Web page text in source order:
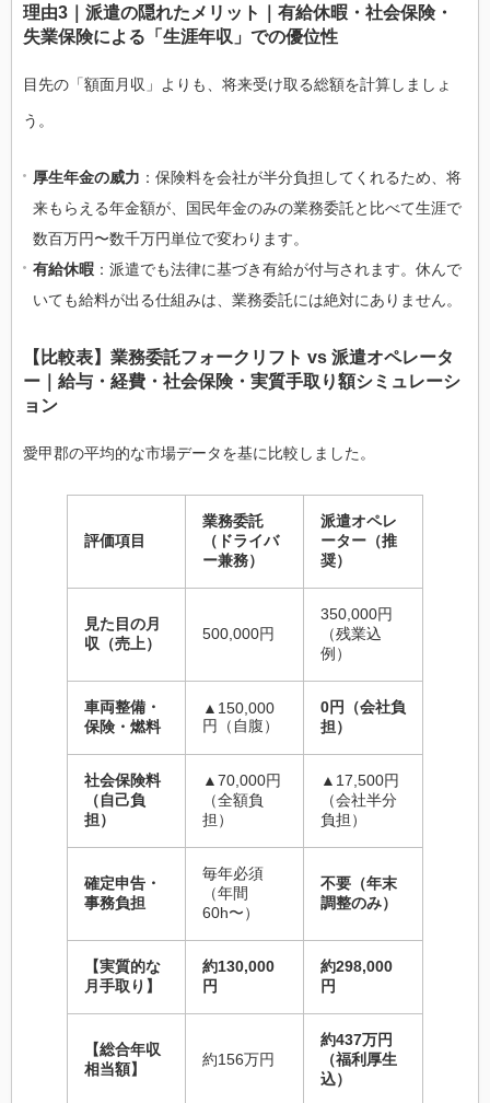
理由3｜派遣の隠れたメリット｜有給休暇・社会保険・
失業保険による「生涯年収」での優位性
目先の「額面月収」よりも、将来受け取る総額を計算しましょ
う。
厚生年金の威力 ：保険料を会社が半分負担してくれるため、将
来もらえる年金額が、国民年金のみの業務委託と比べて生涯で
数百万円〜数千万円単位で変わります。
有給休暇 ：派遣でも法律に基づき有給が付与されます。休んで
いても給料が出る仕組みは、業務委託には絶対にありません。
【比較表】業務委託フォークリフト vs 派遣オペレータ
ー｜給与・経費・社会保険・実質手取り額シミュレーシ
ョン
愛甲郡の平均的な市場データを基に比較しました。
評価項目
業務委託
（ドライバ
ー兼務）
派遣オペレ
ーター（推
奨）
見た目の月
収（売上）
500,000円
350,000円
（残業込
例）
車両整備・
保険・燃料
▲150,000
円（自腹）
0円（会社負
担）
社会保険料
（自己負
担）
▲70,000円
（全額負
担）
▲17,500円
（会社半分
負担）
確定申告・
事務負担
毎年必須
（年間
60h〜）
不要（年末
調整のみ）
【実質的な
月手取り】
約130,000
円
約298,000
円
【総合年収
相当額】
約156万円
約437万円
（福利厚生
込）